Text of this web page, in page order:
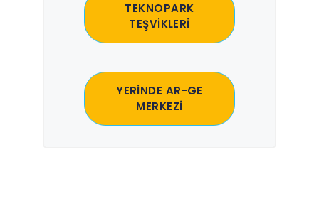
TEKNOPARK
TEŞVİKLERİ
YERİNDE AR-GE
MERKEZİ